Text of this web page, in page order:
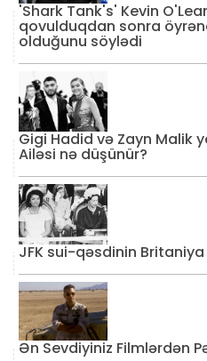
'Shark Tank's' Kevin
qovulduqdan sonra
olduğunu söylədi
Gigi Hadid və Zayn Malik
Ailəsi nə düşünür?
JFK sui-qəsdinin
Ən Sevdiyiniz Filmlərdən